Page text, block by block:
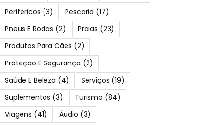
Periféricos (3) Pescaria (17)
Pneus E Rodas (2) Praias (23)
Produtos Para Cães (2)
Proteção E Segurança (2)
Saúde E Beleza (4) Serviços (19)
Suplementos (3) Turismo (84)
Viagens (41) Áudio (3)